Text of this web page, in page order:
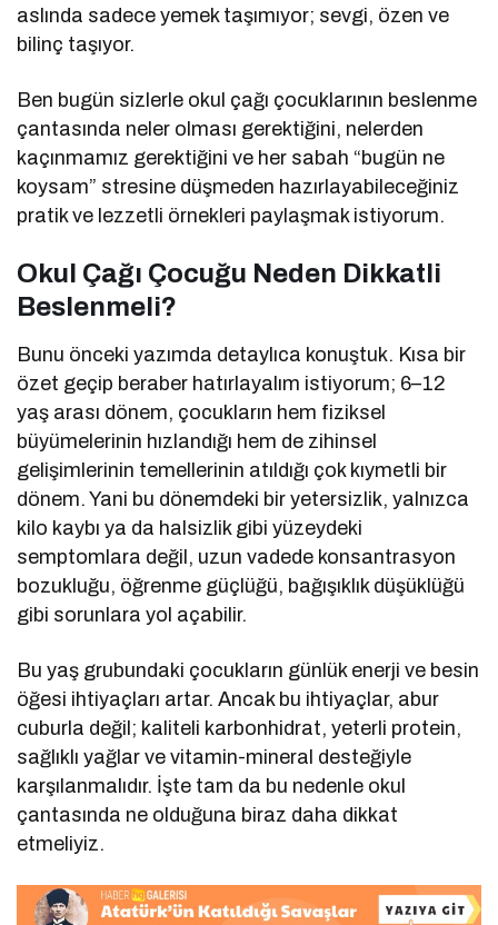
aslında sadece yemek taşımıyor; sevgi, özen ve
bilinç taşıyor.
Ben bugün sizlerle okul çağı çocuklarının beslenme
çantasında neler olması gerektiğini, nelerden
kaçınmamız gerektiğini ve her sabah “bugün ne
koysam” stresine düşmeden hazırlayabileceğiniz
pratik ve lezzetli örnekleri paylaşmak istiyorum.
Okul Çağı Çocuğu Neden Dikkatli
Beslenmeli?
Bunu önceki yazımda detaylıca konuştuk. Kısa bir
özet geçip beraber hatırlayalım istiyorum; 6–12
yaş arası dönem, çocukların hem fiziksel
büyümelerinin hızlandığı hem de zihinsel
gelişimlerinin temellerinin atıldığı çok kıymetli bir
dönem. Yani bu dönemdeki bir yetersizlik, yalnızca
kilo kaybı ya da halsizlik gibi yüzeydeki
semptomlara değil, uzun vadede konsantrasyon
bozukluğu, öğrenme güçlüğü, bağışıklık düşüklüğü
gibi sorunlara yol açabilir.
Bu yaş grubundaki çocukların günlük enerji ve besin
öğesi ihtiyaçları artar. Ancak bu ihtiyaçlar, abur
cuburla değil; kaliteli karbonhidrat, yeterli protein,
sağlıklı yağlar ve vitamin-mineral desteğiyle
karşılanmalıdır. İşte tam da bu nedenle okul
çantasında ne olduğuna biraz daha dikkat
etmeliyiz.